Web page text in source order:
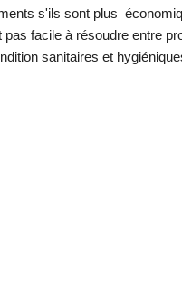
s'ils sont plus
pas facile à résoudre entre
sanitaires et